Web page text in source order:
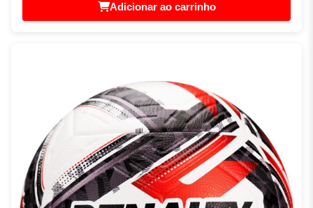
Adicionar ao carrinho